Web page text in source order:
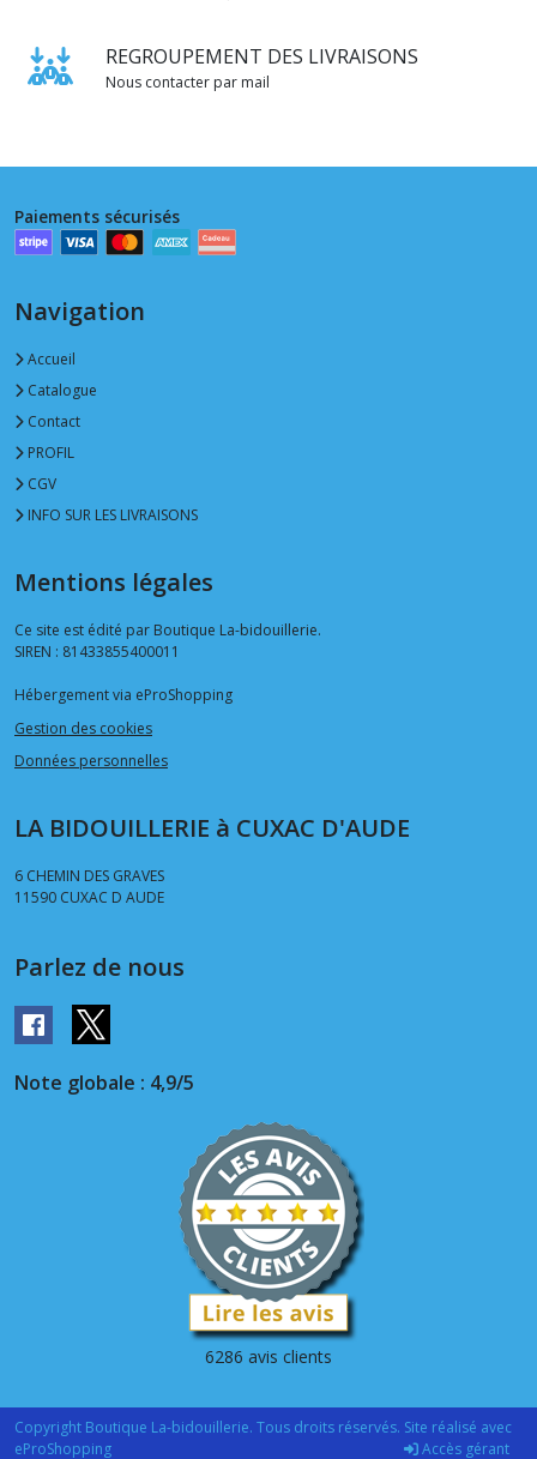
REGROUPEMENT DES LIVRAISONS
Nous contacter par mail
Paiements sécurisés
Navigation
Accueil
Catalogue
Contact
PROFIL
CGV
INFO SUR LES LIVRAISONS
Mentions légales
Ce site est édité par Boutique La-bidouillerie.
SIREN : 81433855400011
Hébergement via eProShopping
Gestion des cookies
Données personnelles
LA BIDOUILLERIE à CUXAC D'AUDE
6 CHEMIN DES GRAVES
11590 CUXAC D AUDE
Parlez de nous
Note globale : 4,9/5
6286 avis clients
Copyright Boutique La-bidouillerie. Tous droits réservés. Site réalisé avec
eProShopping
Accès gérant